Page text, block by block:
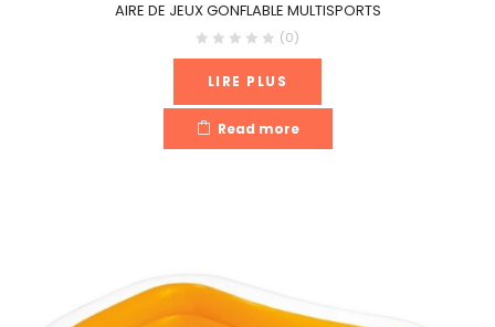
AIRE DE JEUX GONFLABLE MULTISPORTS
(0)
LIRE PLUS
Read more